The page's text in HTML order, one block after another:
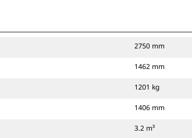
2750 mm
1462 mm
1201 kg
1406 mm
3.2 m³